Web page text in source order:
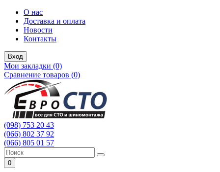
О нас
Доставка и оплата
Новости
Контакты
Вход
Мои закладки (0)
Сравнение товаров (0)
(098) 753 20 43
(066) 802 37 92
(066) 805 01 57
0